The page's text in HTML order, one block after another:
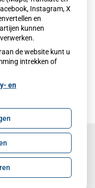
u antwoorden op
hoe u de app
en meer
Beheer
Voorwaarden
Instagram, X
en
kunnen
de website kunt u
intrekken of
en